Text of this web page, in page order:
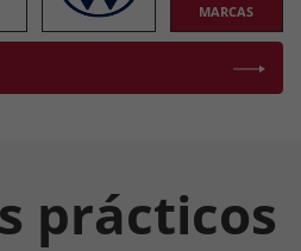
MARCAS
prácticos